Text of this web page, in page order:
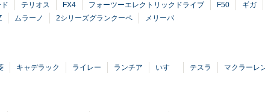
テリオス FX4 フォーツーエレクトリックドライブ F50 ギガ
ムラーノ 2シリーズグランクーペ メリーバ
キャデラック ライレー ランチア いすゞ テスラ マクラーレ